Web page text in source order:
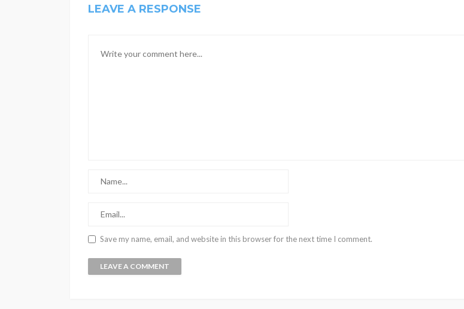
LEAVE A RESPONSE
Save my name, email, and website in this browser for the next time I comment.